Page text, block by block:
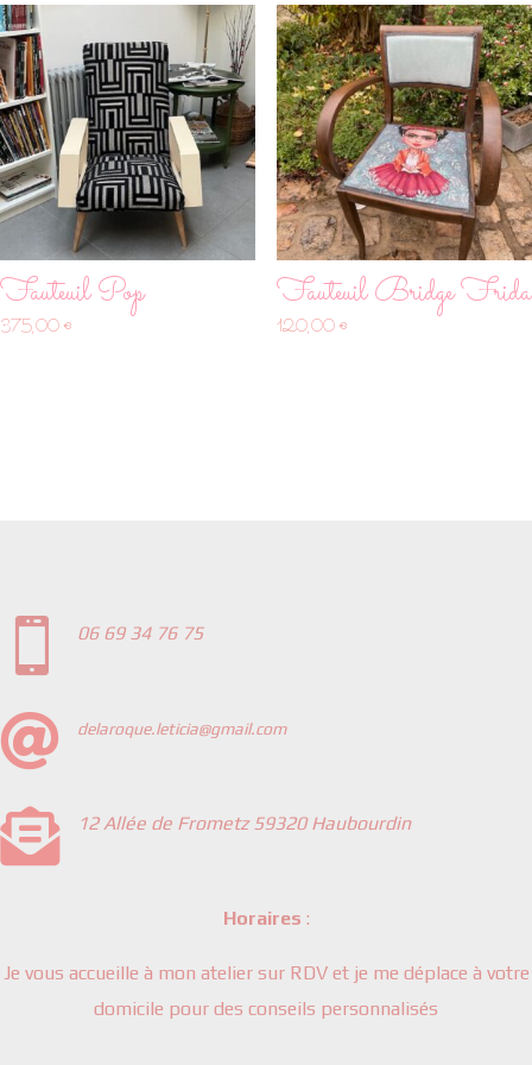
Fauteuil Pop
375,00 €
Fauteuil Bridge Frida
120,00 €
 06 69 34 76 75
 delaroque.leticia@gmail.com
 12 Allée de Frometz 59320 Haubourdin
Horaires :
Je vous accueille à mon atelier sur RDV et je me déplace à votre
domicile pour des conseils personnalisés